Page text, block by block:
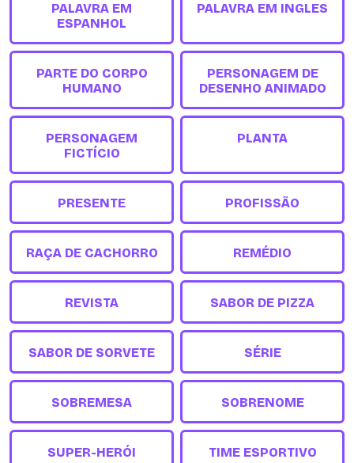
PALAVRA EM
ESPANHOL
PALAVRA EM INGLES
PARTE DO CORPO
HUMANO
PERSONAGEM DE
DESENHO ANIMADO
PERSONAGEM
FICTÍCIO
PLANTA
PRESENTE PROFISSÃO
RAÇA DE CACHORRO REMÉDIO
REVISTA SABOR DE PIZZA
SABOR DE SORVETE SÉRIE
SOBREMESA SOBRENOME
SUPER-HERÓI TIME ESPORTIVO